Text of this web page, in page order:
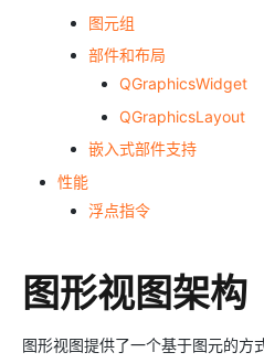
图元组
部件和布局
QGraphicsWidget
QGraphicsLayout
嵌入式部件支持
性能
浮点指令
图形视图架构
图形视图提供了一个基于图元的